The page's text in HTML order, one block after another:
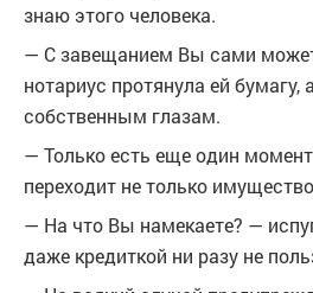
знаю этого человека.
— С завещанием Вы сами
нотариус протянула ей бумагу,
собственным глазам.
— Только есть еще один
переходит не только
— На что Вы намекаете? —
даже кредиткой ни разу не